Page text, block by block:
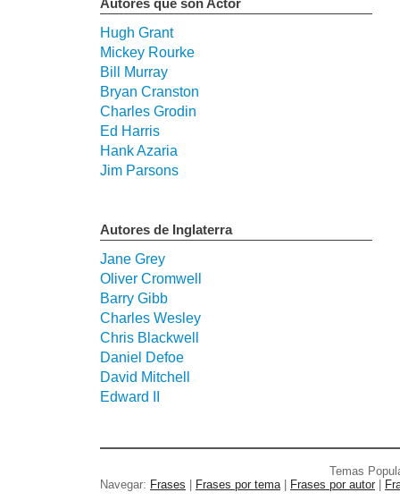
Hugh Grant
Mickey Rourke
Bill Murray
Bryan Cranston
Charles Grodin
Ed Harris
Hank Azaria
Jim Parsons
Autores de Inglaterra
Jane Grey
Oliver Cromwell
Barry Gibb
Charles Wesley
Chris Blackwell
Daniel Defoe
David Mitchell
Edward II
Temas
Navegar: Frases | Frases por tema | Frases por autor |